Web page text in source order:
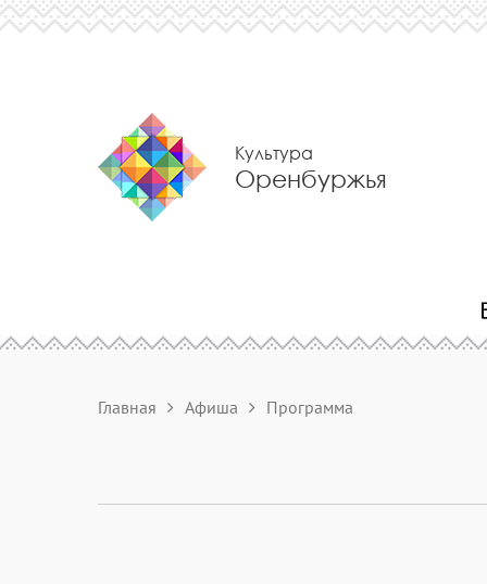
Культура
Оренбуржья
Главная Афиша Программа